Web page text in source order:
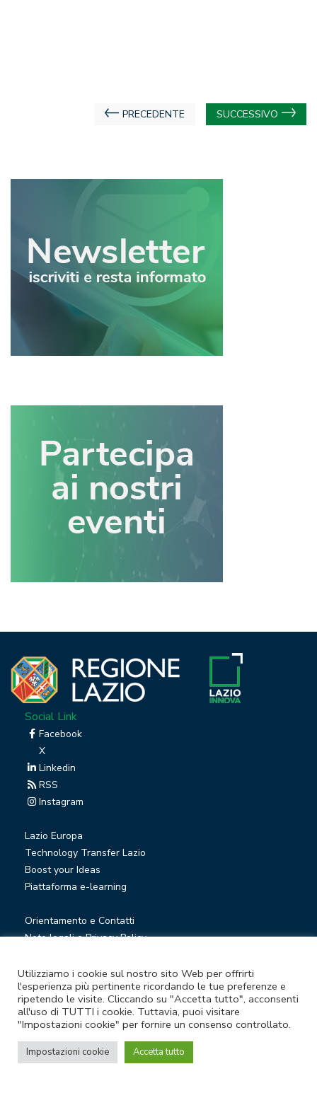
Navigazione
PRECEDENTE SUCCESSIVO
Social Link
Facebook
X
Linkedin
RSS
Instagram
Lazio Europa
Technology Transfer Lazio
Boost your Ideas
Piattaforma e-learning
Orientamento e Contatti
Note legali e Privacy Policy
Società trasparente
Whistleblowing
© Lazio Innova S.p.A. società soggetta a direzione e
coordinamento della Regione Lazio
Sede legale Via Marco Aurelio 26 A - 00184 Roma
Utilizziamo i cookie sul nostro sito Web per offrirti
l'esperienza più pertinente ricordando le tue preferenze e
ripetendo le visite. Cliccando su "Accetta tutto", acconsenti
all'uso di TUTTI i cookie. Tuttavia, puoi visitare
"Impostazioni cookie" per fornire un consenso controllato.
Impostazioni cookie Accetta tutto